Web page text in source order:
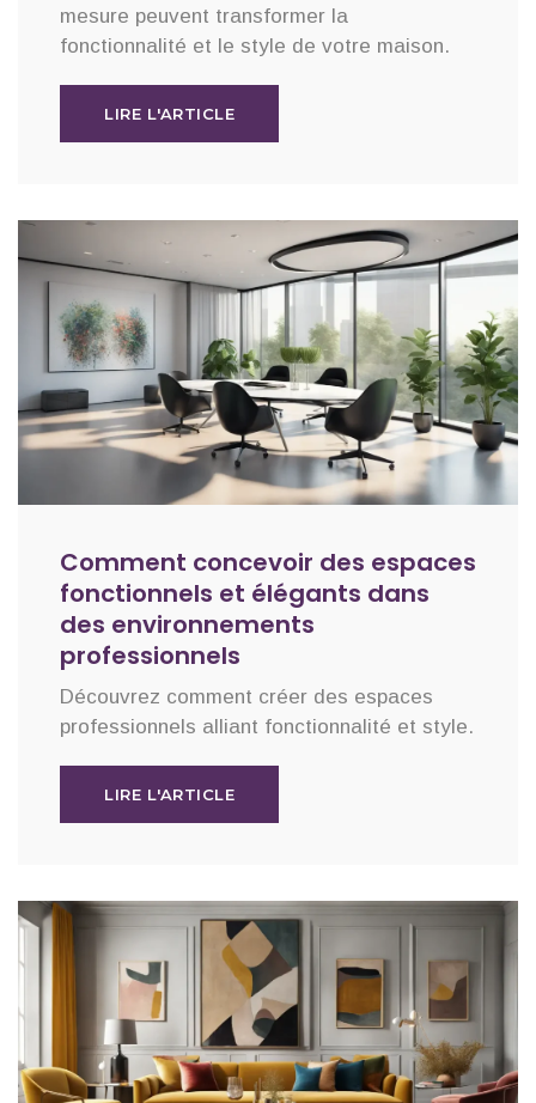
mesure peuvent transformer la
fonctionnalité et le style de votre maison.
LIRE L'ARTICLE
Comment concevoir des espaces
fonctionnels et élégants dans
des environnements
professionnels
Découvrez comment créer des espaces
professionnels alliant fonctionnalité et style.
LIRE L'ARTICLE